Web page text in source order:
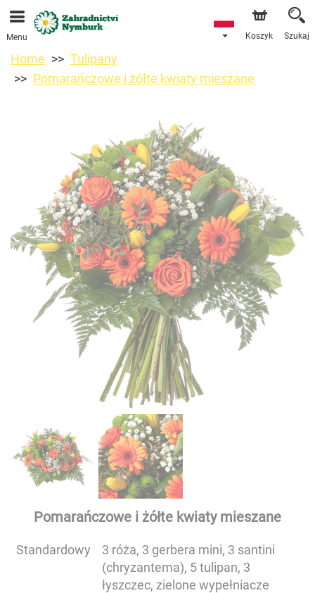
Przyjmujemy zamówienia za pośrednictwem naszego
sklepu internetowego. Najbliższy możliwy termin dostawy
to 11.08.2026 z powodu urlopu.
Menu Koszyk Szukaj
Home
Tulipany
Pomarańczowe i żółte kwiaty mieszane
Pomarańczowe i żółte kwiaty mieszane
Standardowy
3 róża, 3 gerbera mini, 3 santini
(chryzantema), 5 tulipan, 3
łyszczec, zielone wypełniacze